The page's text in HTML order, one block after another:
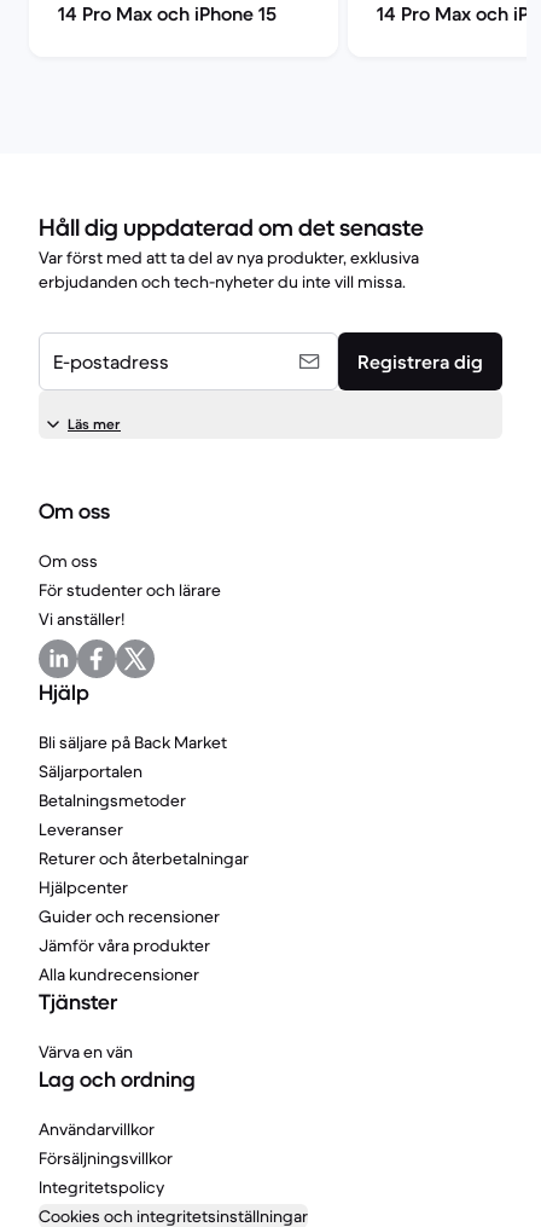
14 Pro Max och iPhone 15
14 Pro Max och
Håll dig uppdaterad om det senaste
Var först med att ta del av nya produkter, exklusiva
erbjudanden och tech-nyheter du inte vill missa.
E-postadress Registrera dig
Läs mer
Om oss
Om oss
För studenter och lärare
Vi anställer!
Hjälp
Bli säljare på Back Market
Säljarportalen
Betalningsmetoder
Leveranser
Returer och återbetalningar
Hjälpcenter
Guider och recensioner
Jämför våra produkter
Alla kundrecensioner
Tjänster
Värva en vän
Lag och ordning
Användarvillkor
Försäljningsvillkor
Integritetspolicy
Cookies och integritetsinställningar